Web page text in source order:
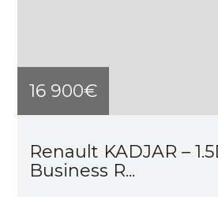
16 900€
Renault KADJAR –
Business R...